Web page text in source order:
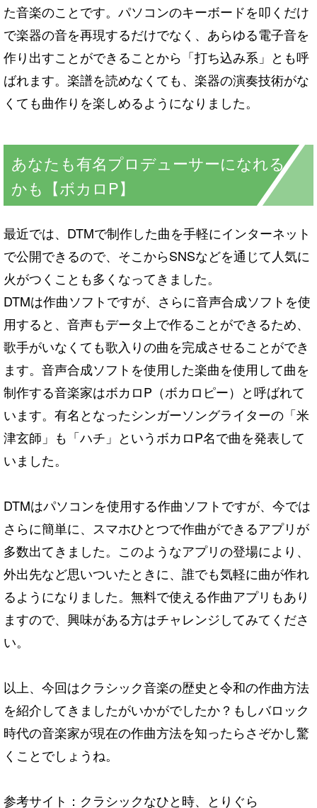
た音楽のことです。パソコンのキーボードを叩くだけ
で楽器の音を再現するだけでなく、あらゆる電子音を
作り出すことができることから「打ち込み系」とも呼
ばれます。楽譜を読めなくても、楽器の演奏技術がな
くても曲作りを楽しめるようになりました。
あなたも有名プロデューサーになれる
かも【ボカロP】
最近では、DTMで制作した曲を手軽にインターネット
で公開できるので、そこからSNSなどを通じて人気に
火がつくことも多くなってきました。
DTMは作曲ソフトですが、さらに音声合成ソフトを使
用すると、音声もデータ上で作ることができるため、
歌手がいなくても歌入りの曲を完成させることができ
ます。音声合成ソフトを使用した楽曲を使用して曲を
制作する音楽家はボカロP（ボカロピー）と呼ばれて
います。有名となったシンガーソングライターの「米
津玄師」も「ハチ」というボカロP名で曲を発表して
いました。
DTMはパソコンを使用する作曲ソフトですが、今では
さらに簡単に、スマホひとつで作曲ができるアプリが
多数出てきました。このようなアプリの登場により、
外出先など思いついたときに、誰でも気軽に曲が作れ
るようになりました。無料で使える作曲アプリもあり
ますので、興味がある方はチャレンジしてみてくださ
い。
以上、今回はクラシック音楽の歴史と令和の作曲方法
を紹介してきましたがいかがでしたか？もしバロック
時代の音楽家が現在の作曲方法を知ったらさぞかし驚
くことでしょうね。
参考サイト：クラシックなひと時、とりぐら